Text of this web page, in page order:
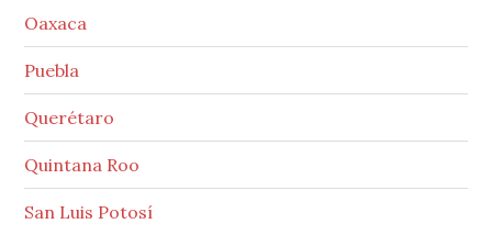
Oaxaca
Puebla
Querétaro
Quintana Roo
San Luis Potosí